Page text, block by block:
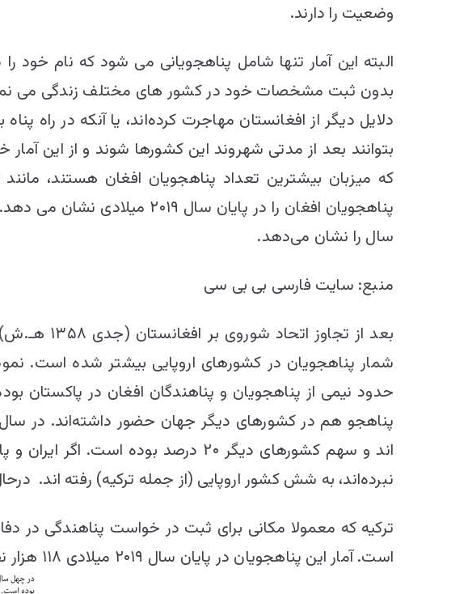
وضعیت را دارند.
البته این آمار تنها شامل پناهجویانی می ‌شود که نام خود
بدون ثبت مشخصات خود در کشور های مختلف زندگی می
دلایل دیگر از افغانستان مهاجرت کرده‌اند، یا آنکه در راه
بتوانند بعد از مدتی شهروند این کشورها شوند و از این
که میزبان بیشترین تعداد پناهجویان افغان هستند،
پناهجویان افغان را در
سال را نشان می‌دهد.
منبع: سایت فارسی بی بی سی
بعد از
نبرده‌اند، به شش کشور اروپایی (از جمله ترکیه) رفته‌ اند. درحال حاضر، آلمان
ترکیه که معمولا مکانی برای ثبت در خواست پناهندگی در
است. آمار این پناهجویان در پایان سال ۲۰۱۹ میلادی ۱۱۸ هزار نفر بوده است، اتریش، یونان و سویدن میزبانان اص